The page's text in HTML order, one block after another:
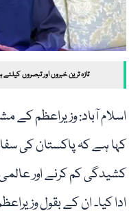
تازہ ترین خبروں اور تبصروں
اسلام آباد: وزیراعظم کے
کہا ہے کہ پاکستان کی
کشیدگی کم کرنے اور
ادا کیا۔ ان کے بقول